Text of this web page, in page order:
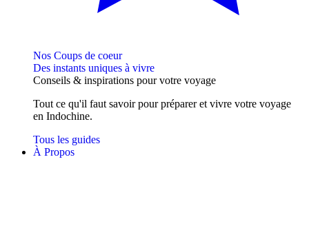
Nos Coups de coeur
Des instants uniques à vivre
Conseils & inspirations pour votre voyage
Tout ce qu'il faut savoir pour préparer et vivre votre voyage
en Indochine.
Tous les guides
À Propos